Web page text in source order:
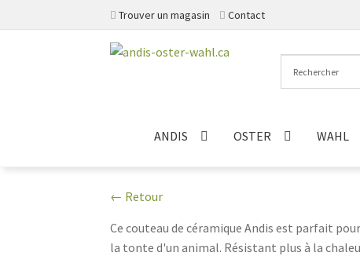
Trouver un magasin Contact
Aller
Aller
ANDIS OSTER WAHL
← Retour
Ce couteau de céramique Andis est parfait
la tonte d'un animal. Résistant plus à la